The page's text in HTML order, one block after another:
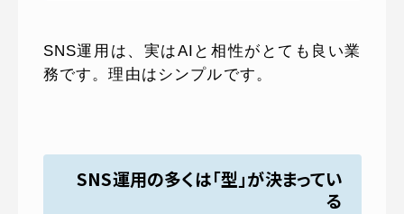
SNS運用は、実はAIと相性がとても良い業
務です。理由はシンプルです。
SNS運用の多くは「型」が決まってい
る